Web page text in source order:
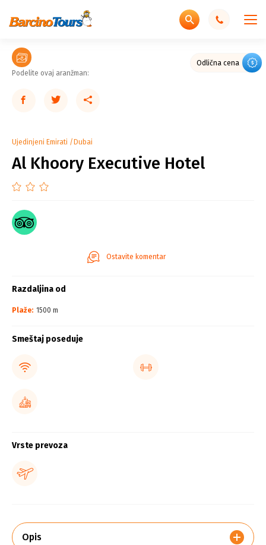
Odlična cena
Podelite ovaj aranžman:
Ujedinjeni Emirati Dubai
Al Khoory Executive Hotel
Ostavite komentar
Razdaljina od
Plaže: 1500 m
Smeštaj poseduje
Vrste prevoza
Opis